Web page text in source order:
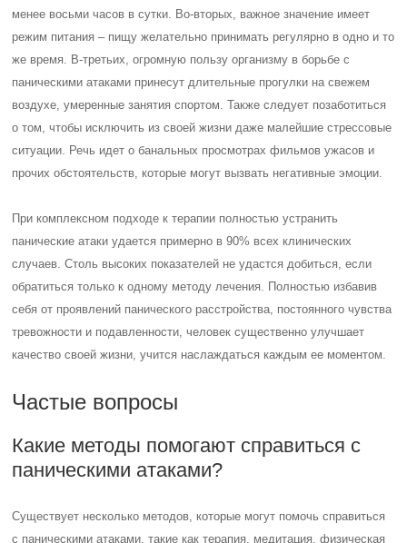
менее восьми часов в сутки. Во-вторых, важное значение имеет
режим питания – пищу желательно принимать регулярно в одно и то
же время. В-третьих, огромную пользу организму в борьбе с
паническими атаками принесут длительные прогулки на свежем
воздухе, умеренные занятия спортом. Также следует позаботиться
о том, чтобы исключить из своей жизни даже малейшие стрессовые
ситуации. Речь идет о банальных просмотрах фильмов ужасов и
прочих обстоятельств, которые могут вызвать негативные эмоции.
При комплексном подходе к терапии полностью устранить
панические атаки удается примерно в 90% всех клинических
случаев. Столь высоких показателей не удастся добиться, если
обратиться только к одному методу лечения. Полностью избавив
себя от проявлений панического расстройства, постоянного чувства
тревожности и подавленности, человек существенно улучшает
качество своей жизни, учится наслаждаться каждым ее моментом.
Частые вопросы
Какие методы помогают справиться с
паническими атаками?
Существует несколько методов, которые могут помочь справиться
с паническими атаками, такие как терапия, медитация, физическая